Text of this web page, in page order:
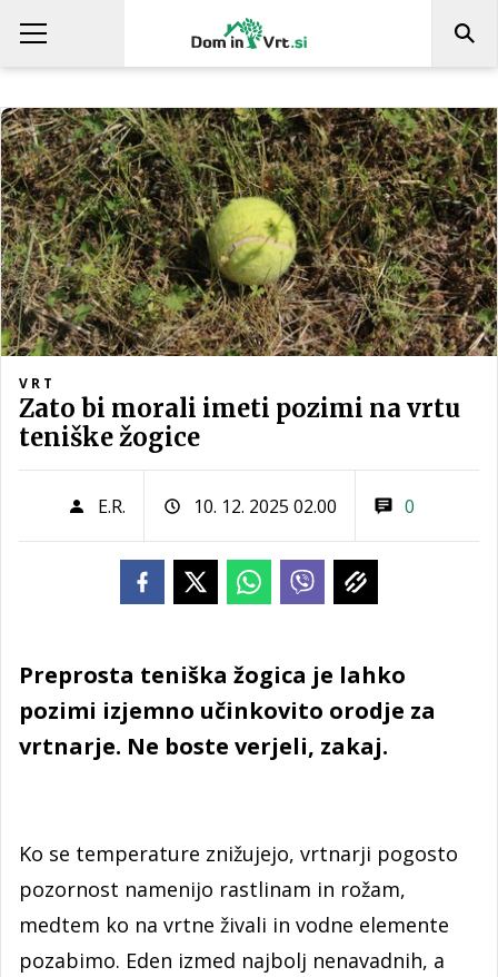
VRT
Zato bi morali imeti pozimi na vrtu
teniške žogice
E.R. 10. 12. 2025 02.00 0
Preprosta teniška žogica je lahko
pozimi izjemno učinkovito orodje za
vrtnarje. Ne boste verjeli, zakaj.
Ko se temperature znižujejo, vrtnarji pogosto
pozornost namenijo rastlinam in rožam,
medtem ko na vrtne živali in vodne elemente
pozabimo. Eden izmed najbolj nenavadnih, a